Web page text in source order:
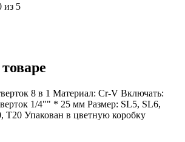
из 5
8 в 1 Материал: Cr-V Включать:
1/4"" * 25 мм Размер: SL5, SL6,
T20 Упакован в цветную коробку